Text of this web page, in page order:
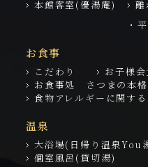
本館客室(優湯庵)
・
お食事
こだわり お子様会
お食事処 さつまの本
食物アレルギーに関す
温泉
大浴場(日帰り温泉You
個室風呂(貸切湯)